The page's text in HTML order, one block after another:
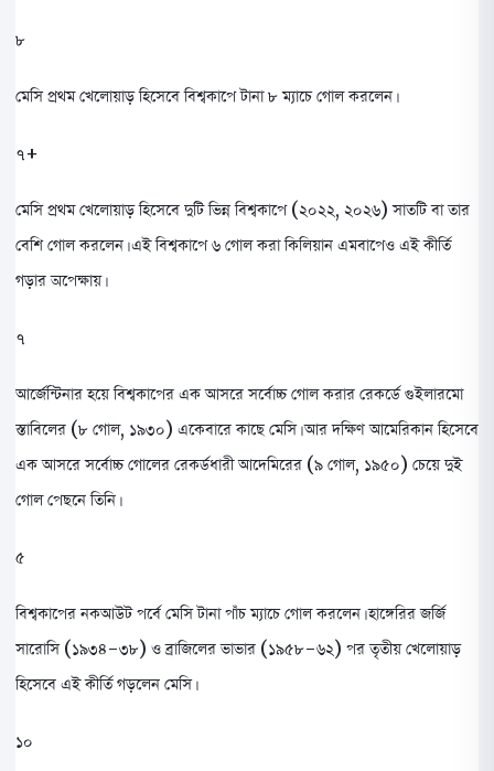
৮
মেসি প্রথম খেলোয়াড় হিসেবে বিশ্বকাপে টানা ৮ ম্যাচে গোল করলেন।
৭+
মেসি প্রথম খেলোয়াড় হিসেবে দুটি ভিন্ন বিশ্বকাপে (২০২২, ২০২৬) সাতটি বা তার
বেশি গোল করলেন। এই বিশ্বকাপে ৬ গোল করা কিলিয়ান এমবাপেও এই কীর্তি
গড়ার অপেক্ষায়।
৭
আর্জেন্টিনার হয়ে বিশ্বকাপের এক আসরে সর্বোচ্চ গোল করার রেকর্ডে গুইলারমো
স্তাবিলের (৮ গোল, ১৯৩০) একেবারে কাছে মেসি। আর দক্ষিণ আমেরিকান হিসেবে
এক আসরে সর্বোচ্চ গোলের রেকর্ডধারী আদেমিরের (৯ গোল, ১৯৫০) চেয়ে দুই
গোল পেছনে তিনি।
৫
বিশ্বকাপের নকআউট পর্বে মেসি টানা পাঁচ ম্যাচে গোল করলেন। হাঙ্গেরির জর্জি
সারোসি (১৯৩৪-৩৮) ও ব্রাজিলের ভাভার (১৯৫৮-৬২) পর তৃতীয় খেলোয়াড়
হিসেবে এই কীর্তি গড়লেন মেসি।
১০